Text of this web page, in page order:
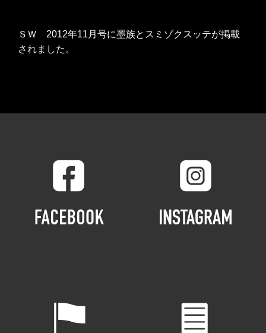
ＳＷ 2012年11月号に墨族とスミゾクスッテが掲載
されました。